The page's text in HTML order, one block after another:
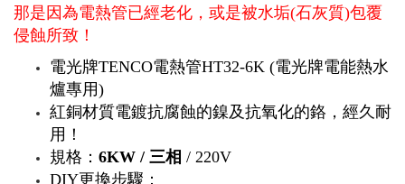
那是因為電熱管已經老化，或是被水垢(石灰質)包覆
侵蝕所致！
電光牌TENCO電熱管HT32-6K (電光牌電能熱水
爐專用)
紅銅材質電鍍抗腐蝕的鎳及抗氧化的鉻，經久耐
用！
規格： 6KW / 三相 / 220V
DIY更換步驟：